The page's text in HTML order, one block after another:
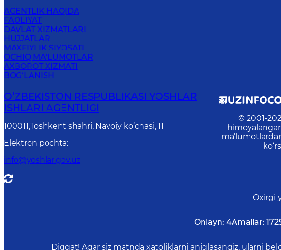
AGENTLIK HAQIDA
FAOLIYAT
DAVLAT XIZMATLARI
HUJJATLAR
MAXFIYLIK SIYOSATI
OCHIQ MA’LUMOTLAR
AXBOROT XIZMATI
BOG‘LANISH
O‘ZBЕKISTОN RЕSPUBLIKАSI YOSHLAR
ISHLARI AGENTLIGI
100011,Toshkent shahri, Navoiy ko‘chasi, 11
Elektron pochta:
info@yoshlar.gov.uz
© 2001-
Oxirgi
Onlayn: 4Amallar:
Diqqat! Agar siz matnda xatoliklarni aniqlasangiz, ularni